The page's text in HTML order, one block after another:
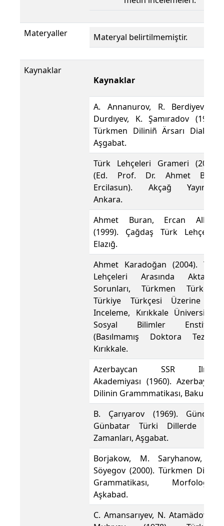
Materyaller Materyal belirtilmemiştir.
Kaynaklar
Kaynaklar
A. Annanurov, R. Berdiyev, N.
Durdıyev, K. Şamıradov (1972).
Türkmen Diliniñ Ärsarı Dialekti,
Aşgabat.
Türk Lehçeleri Grameri (2007).
(Ed. Prof. Dr. Ahmet Bican
Ercilasun). Akçağ Yayınları,
Ankara.
Ahmet Buran, Ercan Alkaya
(1999). Çağdaş Türk Lehçeleri,
Elazığ.
Ahmet Karadoğan (2004). Türk
Lehçeleri Arasında Aktarma
Sorunları, Türkmen Türkçesi-
Türkiye Türkçesi Üzerine Bir
Inceleme, Kırıkkale Üniversitesi,
Sosyal Bilimler Enstitüsü
(Basılmamış Doktora Tezi )
Kırıkkale.
Azerbaycan SSR Ilmler
Akademiyası (1960). Azerbaycan
Dilinin Grammmatikası, Baku.
B. Çarıyarov (1969). Günorta-
Günbatar Türki Dillerde İşlik
Zamanları, Aşgabat.
Borjakow, M. Saryhanow, M.
Söyegov (2000). Türkmen Diliniñ
Grammatikası, Morfologiya,
Aşkabad.
C. Amansarıyev, N. Atamädov, H.